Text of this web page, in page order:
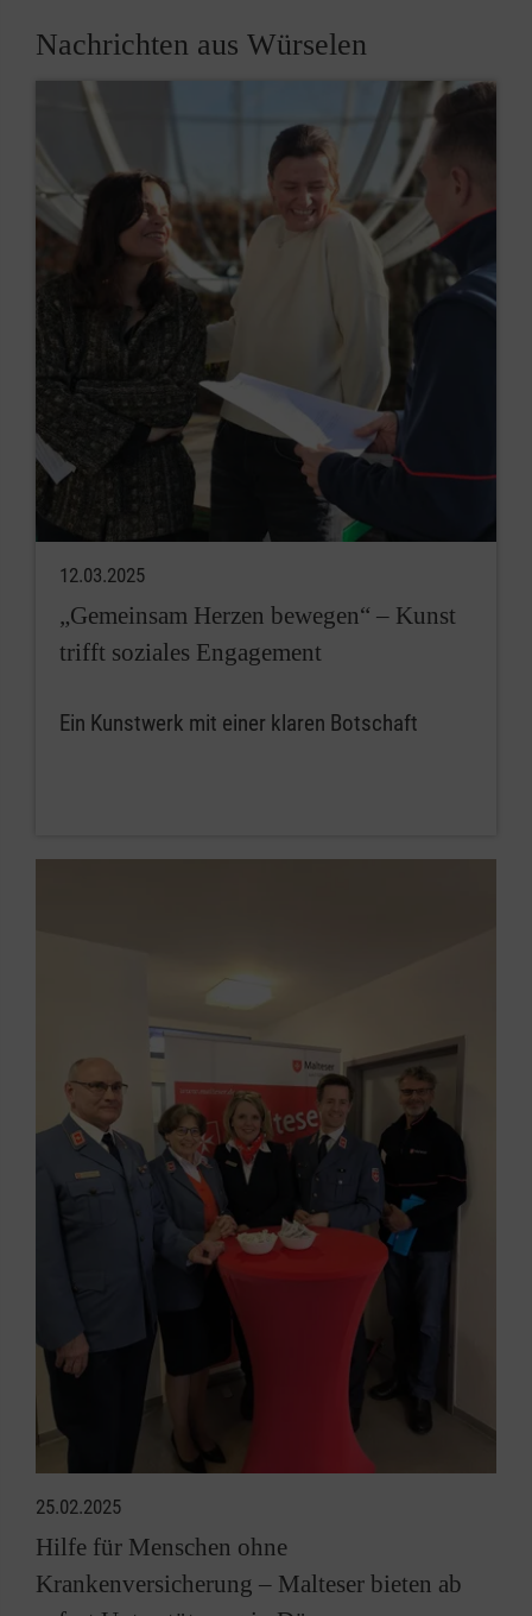
Nachrichten aus Würselen
12.03.2025
„Gemeinsam Herzen bewegen“ – Kunst
trifft soziales Engagement
Ein Kunstwerk mit einer klaren Botschaft
25.02.2025
Hilfe für Menschen ohne
Krankenversicherung – Malteser bieten ab